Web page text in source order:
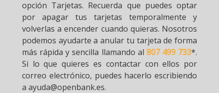
opción Tarjetas. Recuerda que puedes optar
por apagar tus tarjetas temporalmente y
volverlas a encender cuando quieras. Nosotros
podemos ayudarte a anular tu tarjeta de forma
más rápida y sencilla llamando al 807 499 733*.
Si lo que quieres es contactar con ellos por
correo electrónico, puedes hacerlo escribiendo
a ayuda@openbank.es.